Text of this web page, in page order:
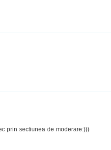
prin sectiunea de moderare:)))